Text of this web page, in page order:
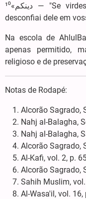
دینکم»¹⁰ — "Se virdes um sábio que ama este mundo,
desconfiai dele em
Na escola de
apenas permitido,
religioso e de
Notas de Rodapé:
Alcorão Sagrado,
Nahj al-Balagha,
Nahj al-Balagha,
Alcorão Sagrado,
Al-Kafi, vol. 2, p.
Alcorão Sagrado,
Sahih Muslim,
Al-Wasa'il, vol. 16,